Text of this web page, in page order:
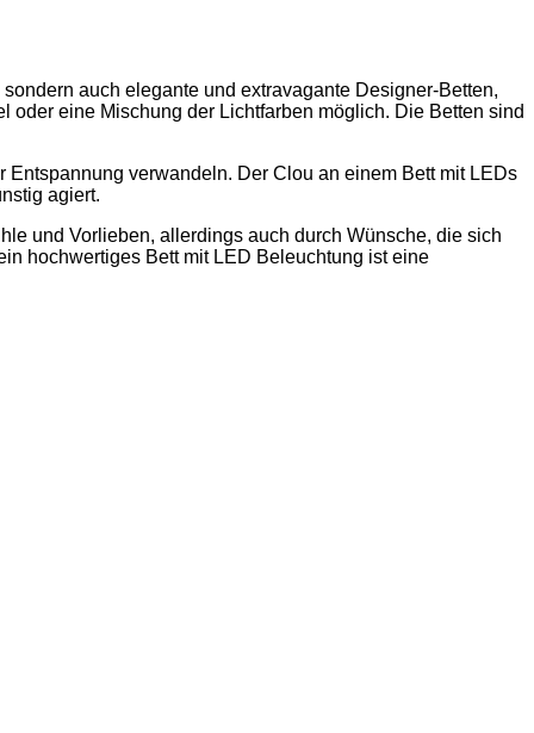
auch elegante und extravagante Designer-Betten,
eine Mischung der Lichtfarben möglich. Die Betten sind
verwandeln. Der Clou an einem Bett mit LEDs
agiert.
und Vorlieben, allerdings auch durch Wünsche, die sich
hochwertiges Bett mit LED Beleuchtung ist eine